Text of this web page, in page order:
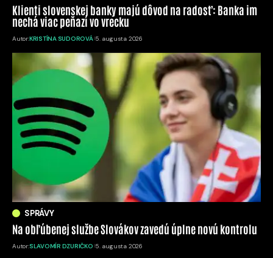
Klienti slovenskej banky majú dôvod na radosť: Banka im
nechá viac peňazí vo vrecku
Autor:KRISTÍNA SUDOROVÁ 5. augusta 2026
SPRÁVY
Na obľúbenej službe Slovákov zavedú úplne novú kontrolu
Autor:SLAVOMÍR DZURIČKO 5. augusta 2026